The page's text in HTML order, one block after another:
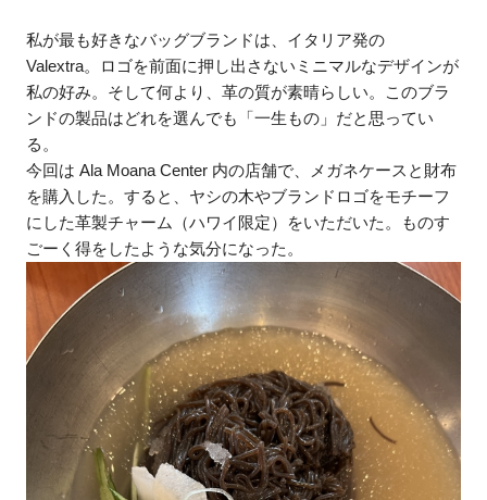
私が最も好きなバッグブランドは、イタリア発の
Valextra。ロゴを前面に押し出さないミニマルなデザインが
私の好み。そして何より、革の質が素晴らしい。このブラ
ンドの製品はどれを選んでも「一生もの」だと思ってい
る。
今回は Ala Moana Center 内の店舗で、メガネケースと財布
を購入した。すると、ヤシの木やブランドロゴをモチーフ
にした革製チャーム（ハワイ限定）をいただいた。ものす
ごーく得をしたような気分になった。